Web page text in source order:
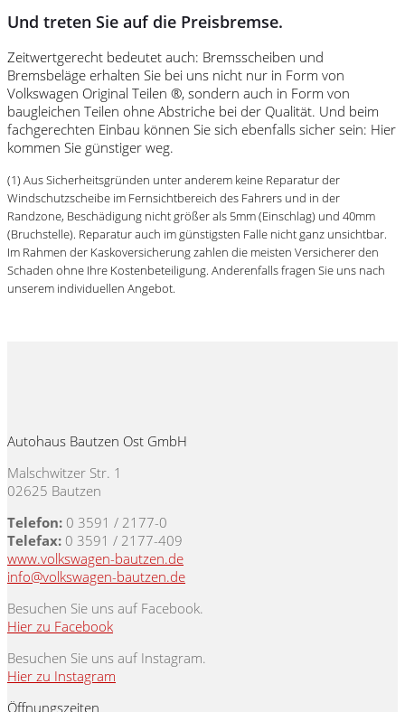
Und treten Sie auf die Preisbremse.
Zeitwertgerecht bedeutet auch: Bremsscheiben und
Bremsbeläge erhalten Sie bei uns nicht nur in Form von
Volkswagen Original Teilen ®, sondern auch in Form von
baugleichen Teilen ohne Abstriche bei der Qualität. Und beim
fachgerechten Einbau können Sie sich ebenfalls sicher sein: Hier
kommen Sie günstiger weg.
(1) Aus Sicherheitsgründen unter anderem keine Reparatur der
Windschutzscheibe im Fernsichtbereich des Fahrers und in der
Randzone, Beschädigung nicht größer als 5mm (Einschlag) und 40mm
(Bruchstelle). Reparatur auch im günstigsten Falle nicht ganz unsichtbar.
Im Rahmen der Kaskoversicherung zahlen die meisten Versicherer den
Schaden ohne Ihre Kostenbeteiligung. Anderenfalls fragen Sie uns nach
unserem individuellen Angebot.
Autohaus Bautzen Ost GmbH
Malschwitzer Str. 1
02625 Bautzen
Telefon: 0 3591 / 2177-0
Telefax: 0 3591 / 2177-409
www.volkswagen-bautzen.de
info@volkswagen-bautzen.de
Besuchen Sie uns auf Facebook.
Hier zu Facebook
Besuchen Sie uns auf Instagram.
Hier zu Instagram
Öffnungszeiten